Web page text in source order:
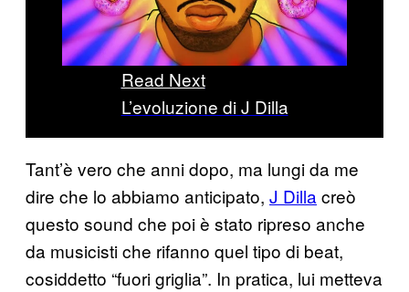
Read Next
L’evoluzione di J Dilla
Tant’è vero che anni dopo, ma lungi da me
dire che lo abbiamo anticipato, J Dilla creò
questo sound che poi è stato ripreso anche
da musicisti che rifanno quel tipo di beat,
cosiddetto “fuori griglia”. In pratica, lui metteva